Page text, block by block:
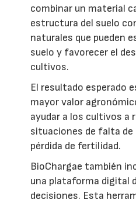
combinar un material
estructura del suelo
naturales que pueden
suelo y favorecer el
cultivos.
El resultado esperado
mayor valor
ayudar a los cultivos a
situaciones de falta de
pérdida de fertilidad.
BioChargae también
una plataforma digital
decisiones. Esta